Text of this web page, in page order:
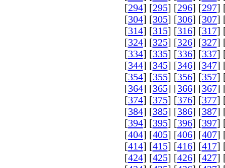
[294] [295] [296] [297]
[304] [305] [306] [307]
[314] [315] [316] [317]
[324] [325] [326] [327]
[334] [335] [336] [337]
[344] [345] [346] [347]
[354] [355] [356] [357]
[364] [365] [366] [367]
[374] [375] [376] [377]
[384] [385] [386] [387]
[394] [395] [396] [397]
[404] [405] [406] [407]
[414] [415] [416] [417]
[424] [425] [426] [427]